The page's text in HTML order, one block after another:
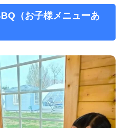
（お子様メニューあ